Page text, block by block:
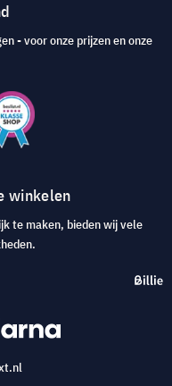
- voor onze prijzen en onze
winkelen
te maken, bieden wij vele